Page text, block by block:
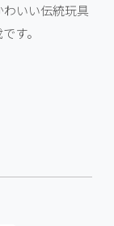
いい伝統玩具
す。